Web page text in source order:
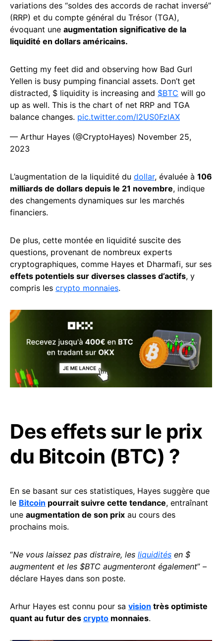
variations des “soldes des accords de rachat inversé”
(RRP) et du compte général du Trésor (TGA),
évoquant une augmentation significative de la
liquidité en dollars américains.
Getting my feet did and observing how Bad Gurl
Yellen is busy pumping financial assets. Don’t get
distracted, $ liquidity is increasing and $BTC will go
up as well. This is the chart of net RRP and TGA
balance changes. pic.twitter.com/l2US0FzlAX
— Arthur Hayes (@CryptoHayes) November 25,
2023
L’augmentation de la liquidité du dollar, évaluée à 106
milliards de dollars depuis le 21 novembre, indique
des changements dynamiques sur les marchés
financiers.
De plus, cette montée en liquidité suscite des
questions, provenant de nombreux experts
cryptographiques, comme Hayes et Dharmafi, sur ses
effets potentiels sur diverses classes d’actifs, y
compris les crypto monnaies.
Des effets sur le prix
du Bitcoin (BTC) ?
En se basant sur ces statistiques, Hayes suggère que
le Bitcoin pourrait suivre cette tendance, entraînant
une augmentation de son prix au cours des
prochains mois.
“Ne vous laissez pas distraire, les liquidités en $
augmentent et les $BTC augmenteront également” –
déclare Hayes dans son poste.
Arhur Hayes est connu pour sa vision très optimiste
quant au futur des crypto monnaies.